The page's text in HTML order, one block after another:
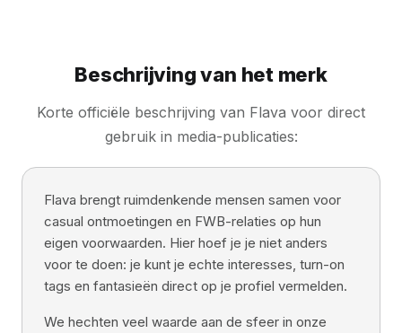
Beschrijving van het merk
Korte officiële beschrijving van Flava voor direct
gebruik in media-publicaties:
Flava brengt ruimdenkende mensen samen voor
casual ontmoetingen en FWB-relaties op hun
eigen voorwaarden. Hier hoef je je niet anders
voor te doen: je kunt je echte interesses, turn-on
tags en fantasieën direct op je profiel vermelden.
We hechten veel waarde aan de sfeer in onze